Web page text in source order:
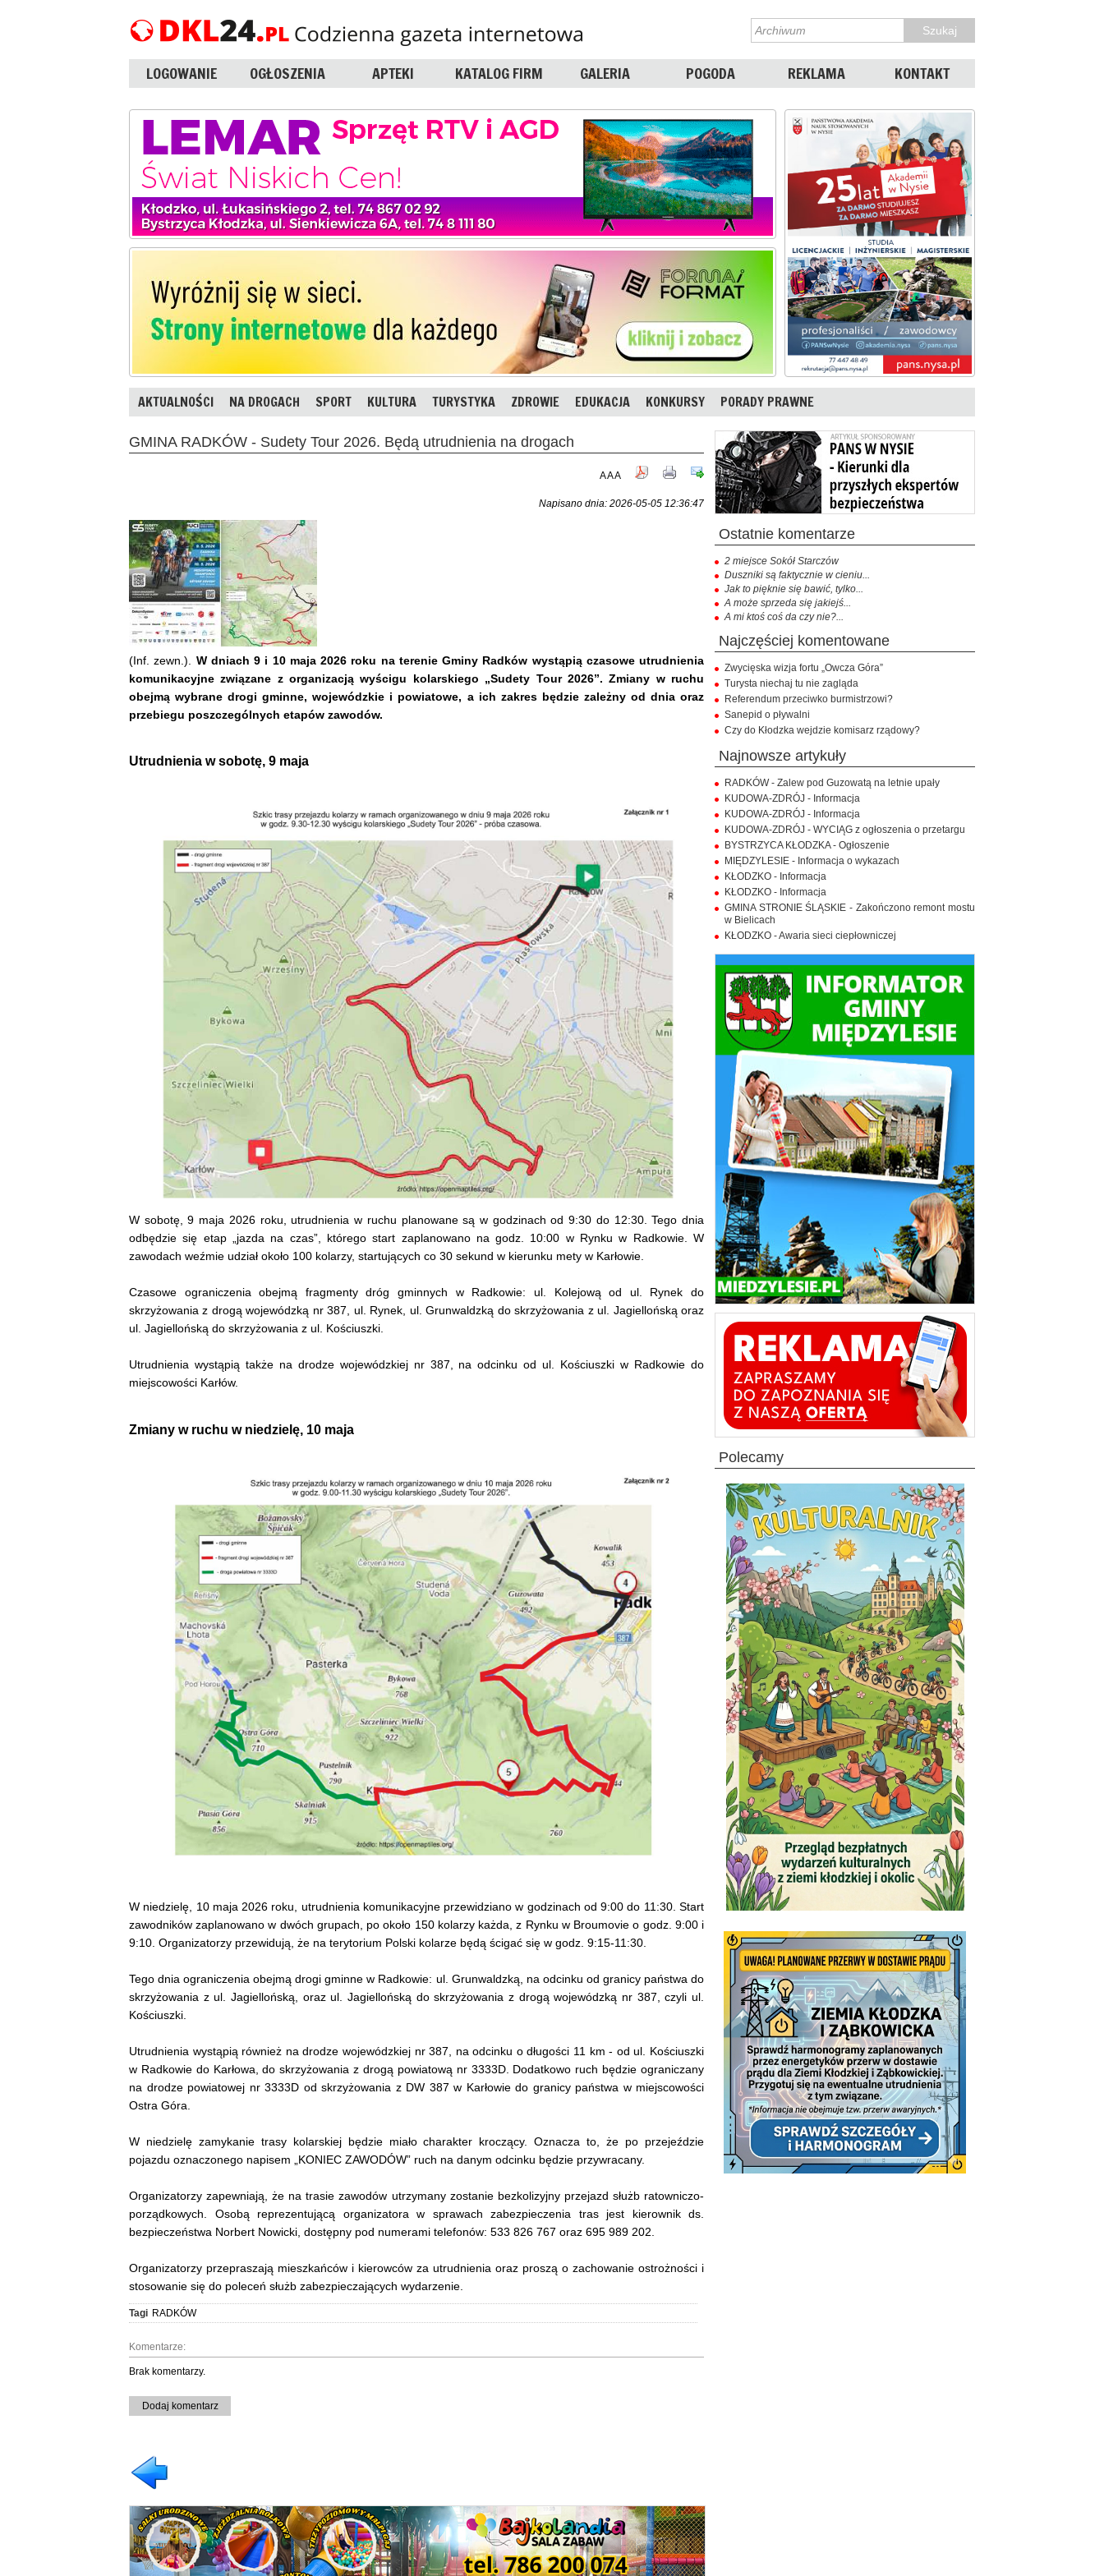
LOGOWANIE OGŁOSZENIA APTEKI KATALOG FIRM GALERIA POGODA REKLAMA KONTAKT
AKTUALNOŚCI NA DROGACH SPORT KULTURA TURYSTYKA ZDROWIE EDUKACJA KONKURSY PORADY PRAWNE
GMINA RADKÓW - Sudety Tour 2026. Będą utrudnienia na drogach
AAA
Napisano dnia: 2026-05-05 12:36:47
(Inf. zewn.). W dniach 9 i 10 maja 2026 roku na terenie Gminy Radków wystąpią czasowe utrudnienia
komunikacyjne związane z organizacją wyścigu kolarskiego „Sudety Tour 2026”. Zmiany w ruchu
obejmą wybrane drogi gminne, wojewódzkie i powiatowe, a ich zakres będzie zależny od dnia oraz
przebiegu poszczególnych etapów zawodów.
Utrudnienia w sobotę, 9 maja
W sobotę, 9 maja 2026 roku, utrudnienia w ruchu planowane są w godzinach od 9:30 do 12:30. Tego dnia
odbędzie się etap „jazda na czas”, którego start zaplanowano na godz. 10:00 w Rynku w Radkowie. W
zawodach weźmie udział około 100 kolarzy, startujących co 30 sekund w kierunku mety w Karłowie.
Czasowe ograniczenia obejmą fragmenty dróg gminnych w Radkowie: ul. Kolejową od ul. Rynek do
skrzyżowania z drogą wojewódzką nr 387, ul. Rynek, ul. Grunwaldzką do skrzyżowania z ul. Jagiellońską oraz
ul. Jagiellońską do skrzyżowania z ul. Kościuszki.
Utrudnienia wystąpią także na drodze wojewódzkiej nr 387, na odcinku od ul. Kościuszki w Radkowie do
miejscowości Karłów.
Zmiany w ruchu w niedzielę, 10 maja
W niedzielę, 10 maja 2026 roku, utrudnienia komunikacyjne przewidziano w godzinach od 9:00 do 11:30. Start
zawodników zaplanowano w dwóch grupach, po około 150 kolarzy każda, z Rynku w Broumovie o godz. 9:00 i
9:10. Organizatorzy przewidują, że na terytorium Polski kolarze będą ścigać się w godz. 9:15-11:30.
Tego dnia ograniczenia obejmą drogi gminne w Radkowie: ul. Grunwaldzką, na odcinku od granicy państwa do
skrzyżowania z ul. Jagiellońską, oraz ul. Jagiellońską do skrzyżowania z drogą wojewódzką nr 387, czyli ul.
Kościuszki.
Utrudnienia wystąpią również na drodze wojewódzkiej nr 387, na odcinku o długości 11 km - od ul. Kościuszki
w Radkowie do Karłowa, do skrzyżowania z drogą powiatową nr 3333D. Dodatkowo ruch będzie ograniczany
na drodze powiatowej nr 3333D od skrzyżowania z DW 387 w Karłowie do granicy państwa w miejscowości
Ostra Góra.
W niedzielę zamykanie trasy kolarskiej będzie miało charakter kroczący. Oznacza to, że po przejeździe
pojazdu oznaczonego napisem „KONIEC ZAWODÓW” ruch na danym odcinku będzie przywracany.
Organizatorzy zapewniają, że na trasie zawodów utrzymany zostanie bezkolizyjny przejazd służb ratowniczo-
porządkowych. Osobą reprezentującą organizatora w sprawach zabezpieczenia tras jest kierownik ds.
bezpieczeństwa Norbert Nowicki, dostępny pod numerami telefonów: 533 826 767 oraz 695 989 202.
Organizatorzy przepraszają mieszkańców i kierowców za utrudnienia oraz proszą o zachowanie ostrożności i
stosowanie się do poleceń służb zabezpieczających wydarzenie.
Tagi RADKÓW
Komentarze:
Brak komentarzy.
Dodaj komentarz
ostatnie komentarze
2 miejsce Sokół Starczów
Duszniki są faktycznie w cieniu...
Jak to pięknie się bawić, tylko...
A może sprzeda się jakiejś...
A mi ktoś coś da czy nie?...
najczęściej komentowane
Zwycięska wizja fortu „Owcza Góra”
Turysta niechaj tu nie zagląda
Referendum przeciwko burmistrzowi?
Sanepid o pływalni
Czy do Kłodzka wejdzie komisarz rządowy?
najnowsze artykuły
RADKÓW - Zalew pod Guzowatą na letnie upały
KUDOWA-ZDRÓJ - Informacja
KUDOWA-ZDRÓJ - Informacja
KUDOWA-ZDRÓJ - WYCIĄG z ogłoszenia o przetargu
BYSTRZYCA KŁODZKA - Ogłoszenie
MIĘDZYLESIE - Informacja o wykazach
KŁODZKO - Informacja
KŁODZKO - Informacja
GMINA STRONIE ŚLĄSKIE - Zakończono remont mostu
w Bielicach
KŁODZKO - Awaria sieci ciepłowniczej
polecamy